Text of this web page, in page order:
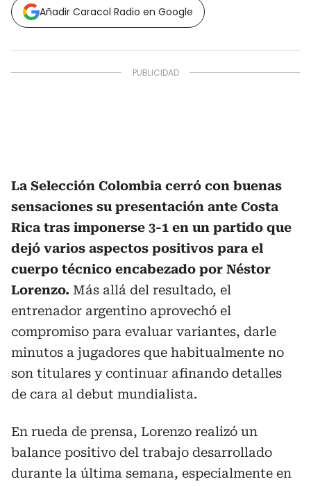
Añadir Caracol Radio en Google
La Selección Colombia cerró con buenas
sensaciones su presentación ante Costa
Rica tras imponerse 3-1 en un partido que
dejó varios aspectos positivos para el
cuerpo técnico encabezado por Néstor
Lorenzo. Más allá del resultado, el
entrenador argentino aprovechó el
compromiso para evaluar variantes, darle
minutos a jugadores que habitualmente no
son titulares y continuar afinando detalles
de cara al debut mundialista.
En rueda de prensa, Lorenzo realizó un
balance positivo del trabajo desarrollado
durante la última semana, especialmente en